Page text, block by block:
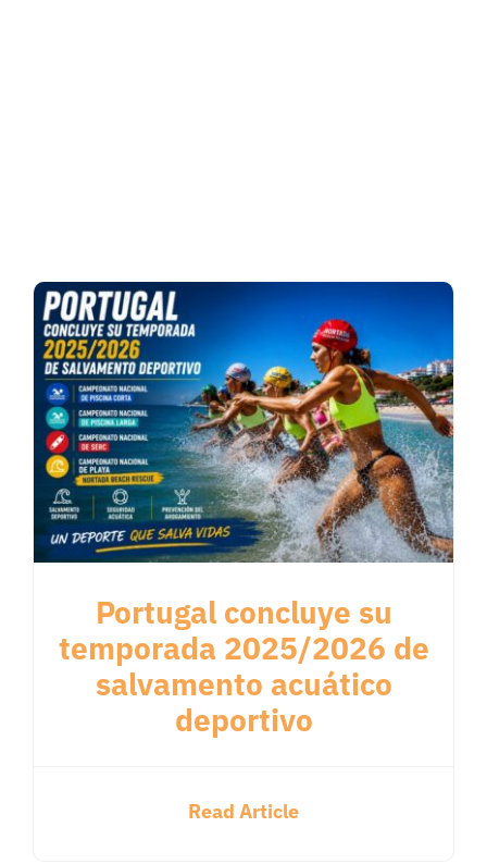
Portugal concluye su
temporada 2025/2026 de
salvamento acuático
deportivo
Read Article